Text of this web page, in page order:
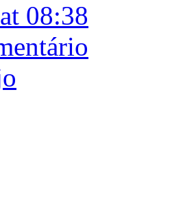
08:38